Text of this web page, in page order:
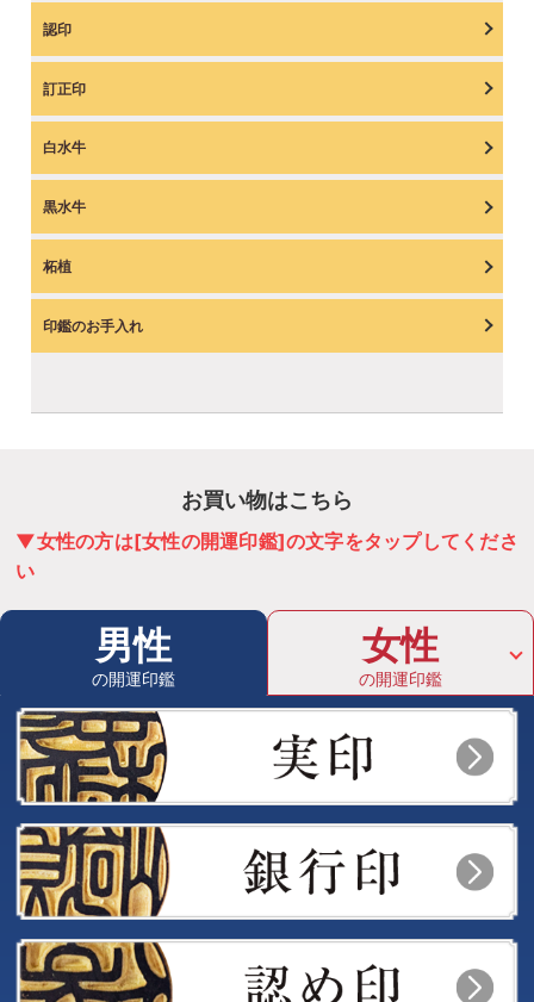
認印
訂正印
白水牛
黒水牛
柘植
印鑑のお手入れ
お買い物はこちら
▼女性の方は[女性の開運印鑑]の文字をタップしてくださ
い
男性
の開運印鑑
女性
の開運印鑑